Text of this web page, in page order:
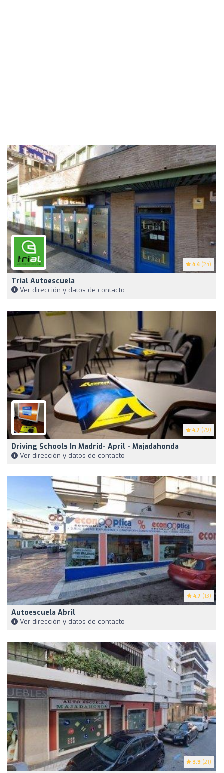
4.4 (24)
Trial Autoescuela
Ver dirección y datos de contacto
4.7 (79)
Driving Schools In Madrid- April - Majadahonda
Ver dirección y datos de contacto
4.7 (13)
Autoescuela Abril
Ver dirección y datos de contacto
3.9 (21)